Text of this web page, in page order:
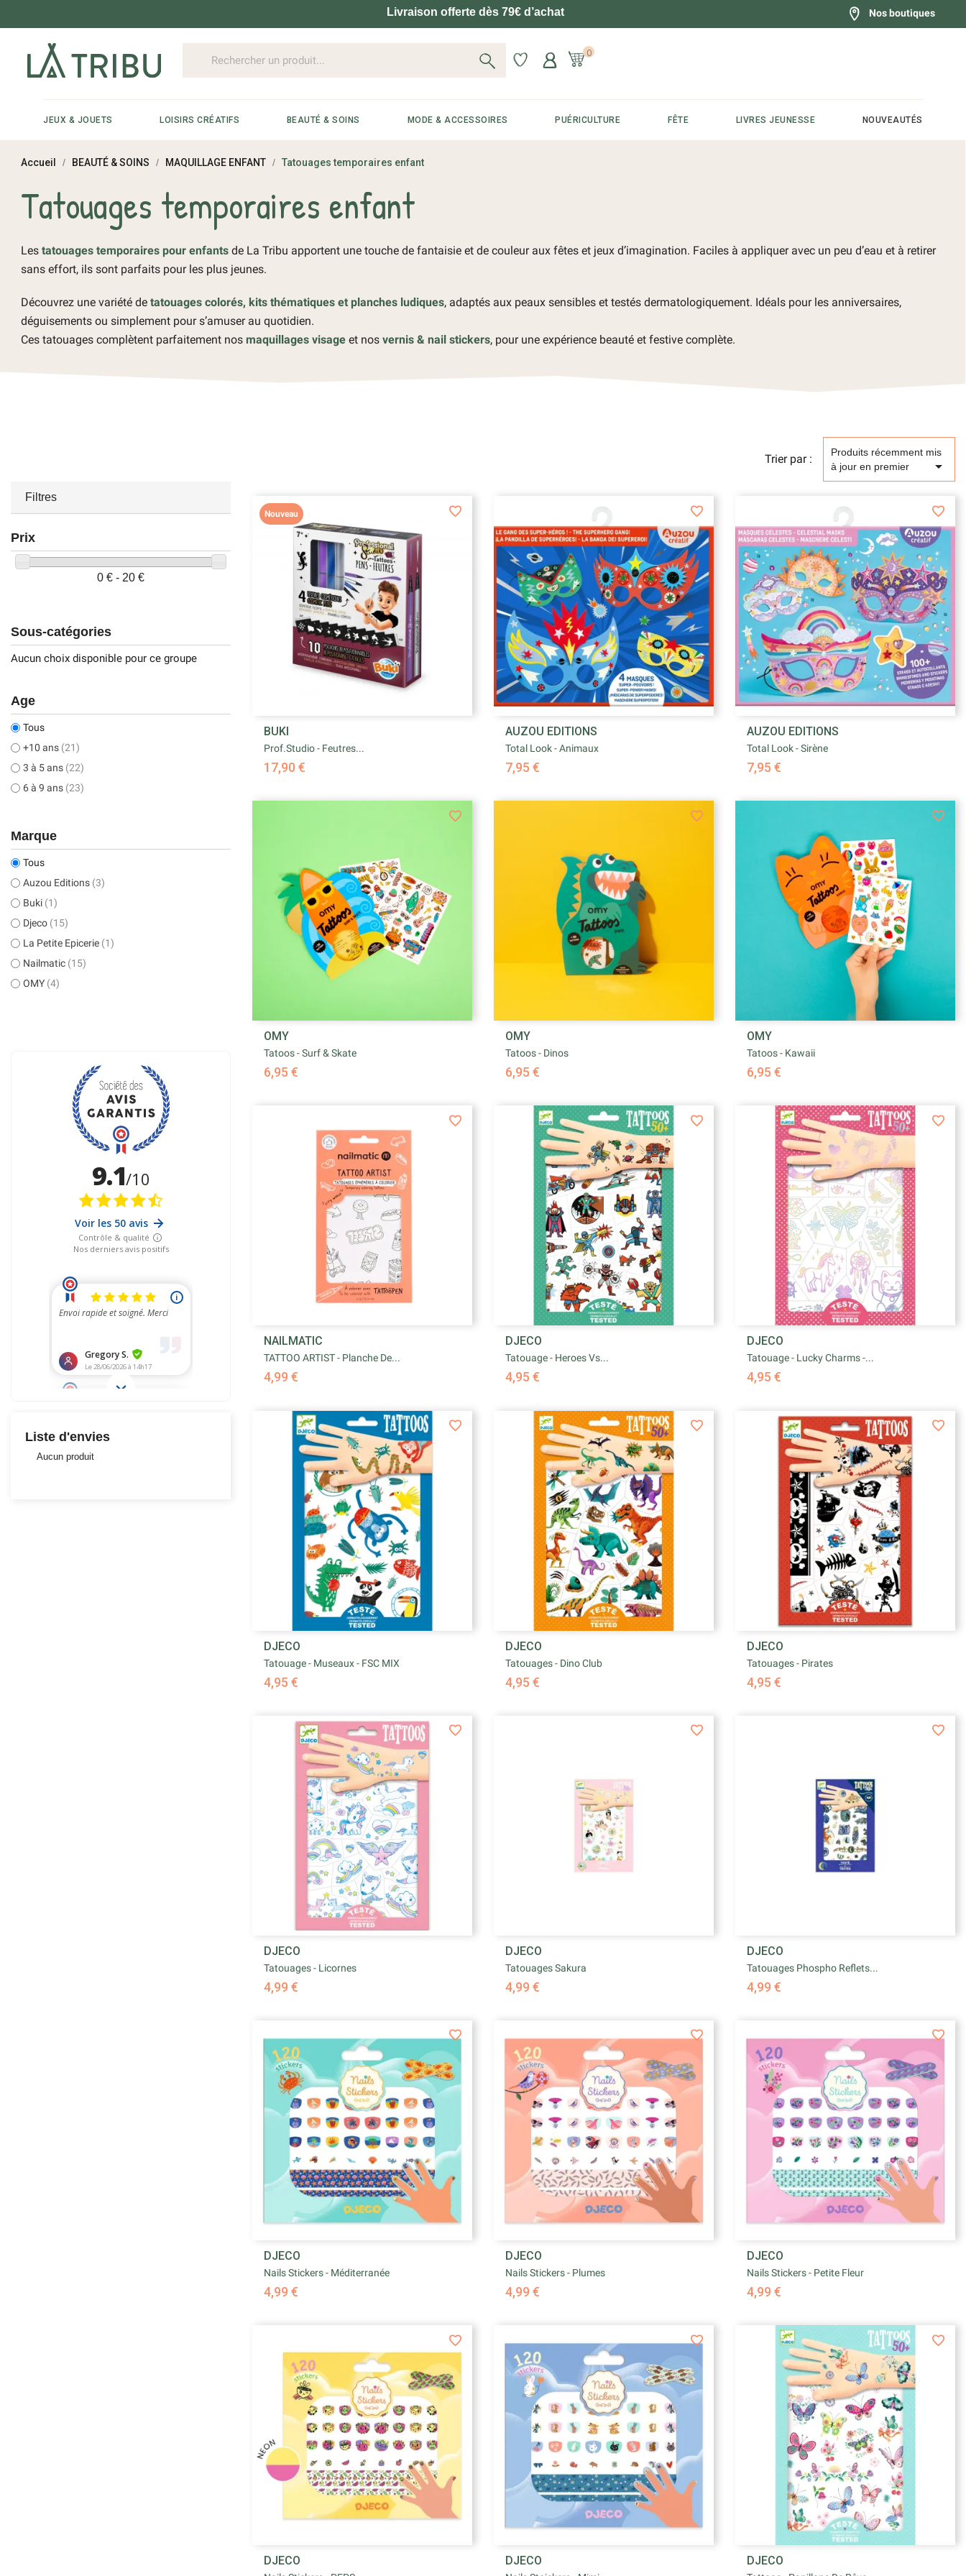
Livraison offerte dès 79€ d’achat Nos boutiques
0
JEUX & JOUETS LOISIRS CRÉATIFS BEAUTÉ & SOINS MODE & ACCESSOIRES PUÉRICULTURE FÊTE LIVRES JEUNESSE NOUVEAUTÉS
Accueil BEAUTÉ & SOINS MAQUILLAGE ENFANT Tatouages temporaires enfant
Tatouages temporaires enfant
Les tatouages temporaires pour enfants de La Tribu apportent une touche de fantaisie et de couleur aux fêtes et jeux d’imagination. Faciles à appliquer avec un peu d’eau et à retirer
sans effort, ils sont parfaits pour les plus jeunes.
Découvrez une variété de tatouages colorés, kits thématiques et planches ludiques, adaptés aux peaux sensibles et testés dermatologiquement. Idéals pour les anniversaires,
déguisements ou simplement pour s’amuser au quotidien.
Ces tatouages complètent parfaitement nos maquillages visage et nos vernis & nail stickers, pour une expérience beauté et festive complète.
Filtres
Prix
0 € - 20 €
Sous-catégories
Aucun choix disponible pour ce groupe
Age
Tous
+10 ans (21)
3 à 5 ans (22)
6 à 9 ans (23)
Marque
Tous
Auzou Editions (3)
Buki (1)
Djeco (15)
La Petite Epicerie (1)
Nailmatic (15)
OMY (4)
Liste d'envies
Aucun produit
Trier par :
Produits récemment mis
à jour en premier

BUKI
Prof.Studio - Feutres...
17,90 €
Nouveau
Aperçu rapide
AUZOU EDITIONS
Total Look - Animaux
7,95 €
Aperçu rapide
AUZOU EDITIONS
Total Look - Sirène
7,95 €
OMY
Tatoos - Surf & Skate
6,95 €
OMY
Tatoos - Dinos
6,95 €
OMY
Tatoos - Kawaii
6,95 €

NAILMATIC
TATTOO ARTIST - Planche De...
4,99 €
DJECO
Tatouage - Heroes Vs...
4,95 €
DJECO
Tatouage - Lucky Charms -...
4,95 €
DJECO
Tatouage - Museaux - FSC MIX
4,95 €
DJECO
Tatouages - Dino Club
4,95 €
DJECO
Tatouages - Pirates
4,95 €
DJECO
Tatouages - Licornes
4,99 €
DJECO
Tatouages Sakura
4,99 €
DJECO
Tatouages Phospho Reflets...
4,99 €
DJECO
Nails Stickers - Méditerranée
4,99 €
DJECO
Nails Stickers - Plumes
4,99 €
DJECO
Nails Stickers - Petite Fleur
4,99 €
DJECO DJECO DJECO